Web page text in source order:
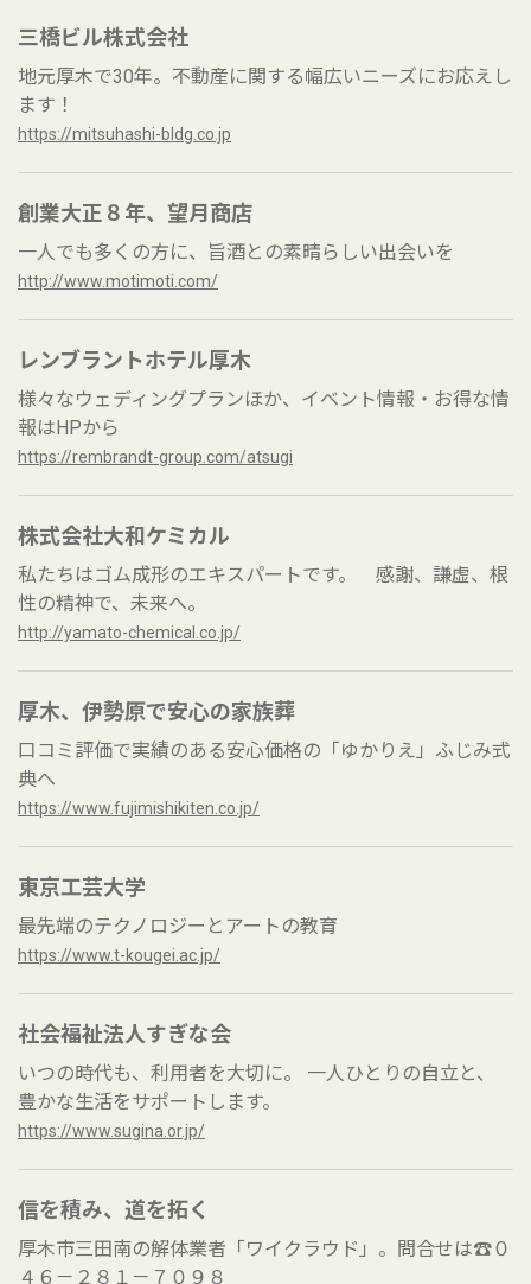
三橋ビル株式会社
地元厚木で30年。不動産に関する幅広いニーズにお応えし
ます！
https://mitsuhashi-bldg.co.jp
創業⼤正８年、望⽉商店
⼀⼈でも多くの⽅に、旨酒との素晴らしい出会いを
http://www.motimoti.com/
レンブラントホテル厚木
様々なウェディングプランほか、イベント情報・お得な情
報はHPから
https://rembrandt-group.com/atsugi
株式会社大和ケミカル
私たちはゴム成形のエキスパートです。 感謝、謙虚、根
性の精神で、未来へ。
http://yamato-chemical.co.jp/
厚木、伊勢原で安心の家族葬
口コミ評価で実績のある安心価格の「ゆかりえ」ふじみ式
典へ
https://www.fujimishikiten.co.jp/
東京工芸大学
最先端のテクノロジーとアートの教育
https://www.t-kougei.ac.jp/
社会福祉法人すぎな会
いつの時代も、利用者を大切に。 一人ひとりの自立と、
豊かな生活をサポートします。
https://www.sugina.or.jp/
信を積み、道を拓く
厚木市三田南の解体業者「ワイクラウド」。問合せは☎０
４６－２８１－７０９８